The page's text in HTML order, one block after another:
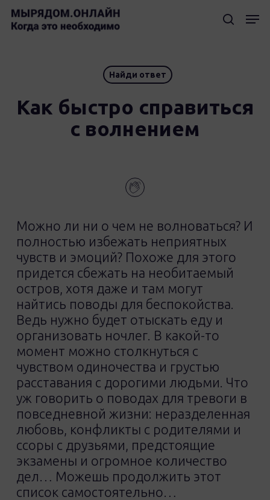
Skip
to
Найди ответ
Как быстро справиться
с волнением
Можно ли ни о чем не волноваться? И
полностью избежать неприятных
чувств и эмоций? Похоже для этого
придется сбежать на необитаемый
остров, хотя даже и там могут
найтись поводы для беспокойства.
Ведь нужно будет отыскать еду и
организовать ночлег. В какой-то
момент можно столкнуться с
чувством одиночества и грустью
расставания с дорогими людьми. Что
уж говорить о поводах для тревоги в
повседневной жизни: неразделенная
любовь, конфликты с родителями и
ссоры с друзьями, предстоящие
экзамены и огромное количество
дел… Можешь продолжить этот
список самостоятельно…